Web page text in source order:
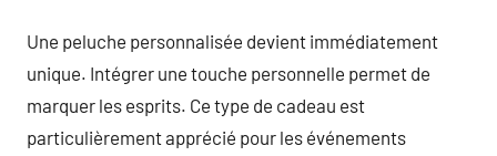
Une peluche personnalisée devient immédiatement
unique. Intégrer une touche personnelle permet de
marquer les esprits. Ce type de cadeau est
particulièrement apprécié pour les événements